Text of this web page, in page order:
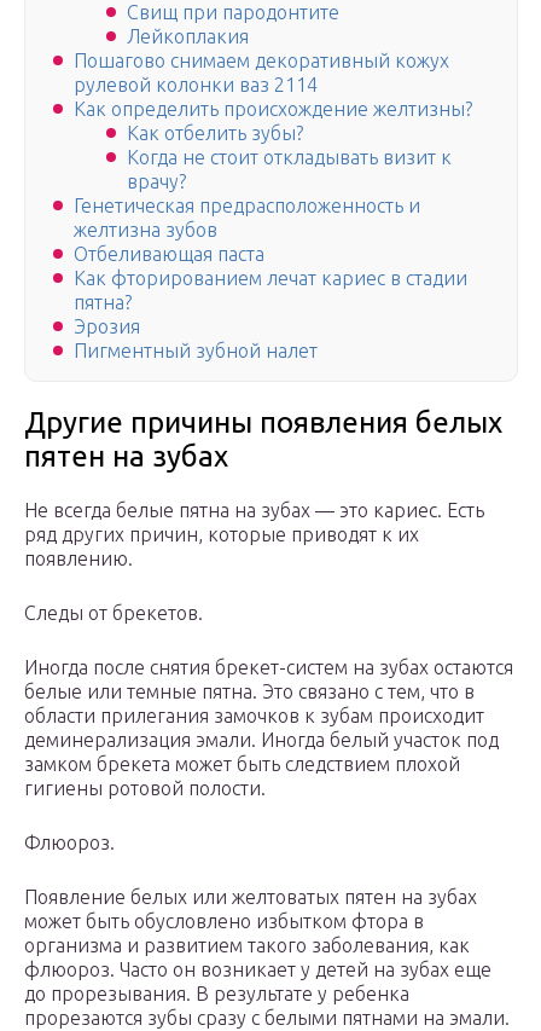
Свищ при пародонтите
Лейкоплакия
Пошагово снимаем декоративный кожух
рулевой колонки ваз 2114
Как определить происхождение желтизны?
Как отбелить зубы?
Когда не стоит откладывать визит к
врачу?
Генетическая предрасположенность и
желтизна зубов
Отбеливающая паста
Как фторированием лечат кариес в стадии
пятна?
Эрозия
Пигментный зубной налет
Другие причины появления белых
пятен на зубах
Не всегда белые пятна на зубах — это кариес. Есть
ряд других причин, которые приводят к их
появлению.
Следы от брекетов.
Иногда после снятия брекет-систем на зубах остаются
белые или темные пятна. Это связано с тем, что в
области прилегания замочков к зубам происходит
деминерализация эмали. Иногда белый участок под
замком брекета может быть следствием плохой
гигиены ротовой полости.
Флюороз.
Появление белых или желтоватых пятен на зубах
может быть обусловлено избытком фтора в
организма и развитием такого заболевания, как
флюороз. Часто он возникает у детей на зубах еще
до прорезывания. В результате у ребенка
прорезаются зубы сразу с белыми пятнами на эмали.